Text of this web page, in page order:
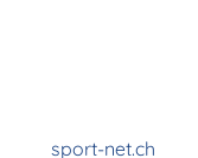
sport-net.ch